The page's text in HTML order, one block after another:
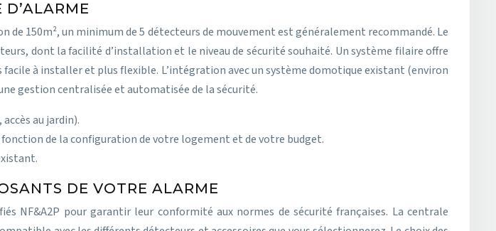
de 150m², un minimum de 5 détecteurs de mouvement est généralement recommandé. Le
dont la facilité d’installation et le niveau de sécurité souhaité. Un système filaire offre
à installer et plus flexible. L’intégration avec un système domotique existant (environ
gestion centralisée et automatisée de la sécurité.
au jardin).
de la configuration de votre logement et de votre budget.
DE VOTRE ALARME
NF&A2P pour garantir leur conformité aux normes de sécurité françaises. La centrale